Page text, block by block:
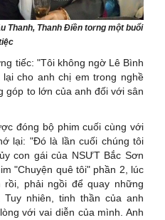
Thanh, Thanh Điền torng một buổi
tiếc: "Tôi không ngờ Lê Bình
cho anh chị em trong nghề
góp to lớn của anh đối với sân
đóng bộ phim cuối cùng với
lại: "Đó là lần cuối chúng tôi
con gái của NSƯT Bắc Sơn
"Chuyện quê tôi" phần 2, lúc
phải ngồi để quay những
nhiên, tinh thần của anh
với vai diễn của mình. Anh